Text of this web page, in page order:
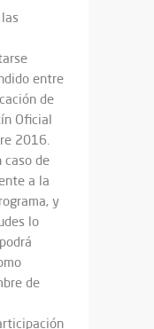
entre
de
Oficial
2016.
caso de
a la
y
lo
de